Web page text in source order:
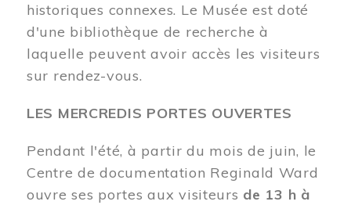
historiques connexes. Le Musée est doté
d'une bibliothèque de recherche à
laquelle peuvent avoir accès les visiteurs
sur rendez-vous.
LES MERCREDIS PORTES OUVERTES
Pendant l'été, à partir du mois de juin, le
Centre de documentation Reginald Ward
ouvre ses portes aux visiteurs de 13 h à